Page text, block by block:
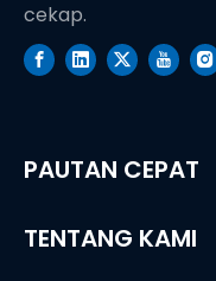
cekap.
PAUTAN CEPAT
TENTANG KAMI